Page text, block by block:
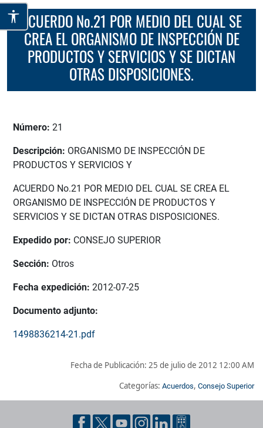
CREA EL ORGANISMO DE INSPECCIÓN DE
PRODUCTOS Y SERVICIOS Y SE DICTAN
OTRAS DISPOSICIONES.
Número: 21
Descripción: ORGANISMO DE INSPECCIÓN DE
PRODUCTOS Y SERVICIOS Y
ACUERDO No.21 POR MEDIO DEL CUAL SE CREA EL
ORGANISMO DE INSPECCIÓN DE PRODUCTOS Y
SERVICIOS Y SE DICTAN OTRAS DISPOSICIONES.
Expedido por: CONSEJO SUPERIOR
Sección: Otros
Fecha expedición: 2012-07-25
Documento adjunto:
1498836214-21.pdf
Fecha de Publicación: 25 de julio de 2012 12:00 AM
Categorías: Acuerdos, Consejo Superior
Pie de página con información de contacto, redes sociales y